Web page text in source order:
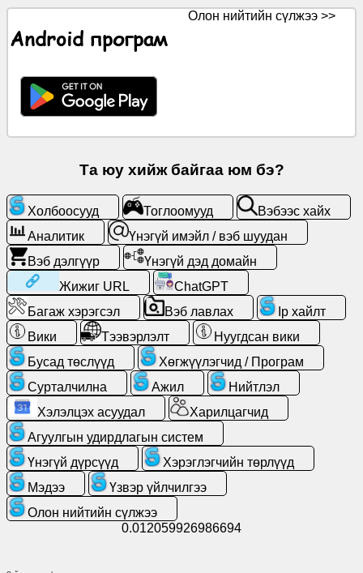
Харилцагчид
хайх
Үнэгүй
имэйл
вэб
шуудан
Аналитик
Вэб
дэлгүүр
Хөгжүүлэгчид
/
Програм
Android програм
Олон нийтийн сүлжээ >>
Та юу хийж байгаа юм бэ?
Холбоосууд Тоглоомууд
Вэбээс хайх
Аналитик
Үнэгүй имэйл / вэб шуудан
Вэб дэлгүүр
Үнэгүй дэд домайн
Жижиг URL
ChatGPT
Багаж хэрэгсэл
Вэб лавлах
Ip хайлт
Вики
Тээвэрлэлт
Нуугдсан вики
Бусад төслүүд
Хөгжүүлэгчид / Програм
Сурталчилна
Ажил
Нийтлэл
Хэлэлцэх асуудал
Харилцагчид
Агуулгын удирдлагын систем
Үнэгүй дүрсүүд
Хэрэглэгчийн төрлүүд
Мэдээ
Үзвэр үйлчилгээ
Олон нийтийн сүлжээ
0.012059926986694